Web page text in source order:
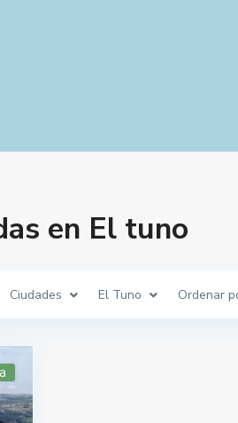
en El tuno
Ciudades El Tuno Ordenar